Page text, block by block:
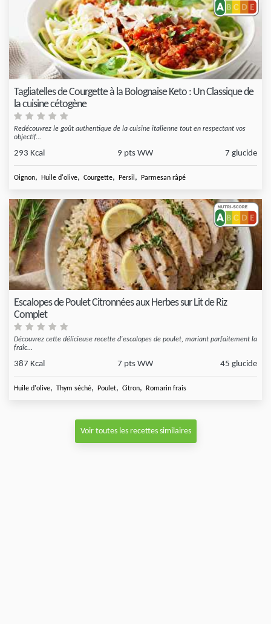
Tagliatelles de Courgette à la Bolognaise Keto : Un Classique de
la cuisine cétogène
Redécouvrez le goût authentique de la cuisine italienne tout en respectant vos
objectif...
293 Kcal 9 pts WW 7 glucide
Oignon, Huile d'olive, Courgette, Persil , Parmesan râpé
Escalopes de Poulet Citronnées aux Herbes sur Lit de Riz
Complet
Découvrez cette délicieuse recette d'escalopes de poulet, mariant parfaitement la
fraîc...
387 Kcal 7 pts WW 45 glucide
Huile d'olive, Thym séché, Poulet, Citron, Romarin frais
Voir toutes les recettes similaires